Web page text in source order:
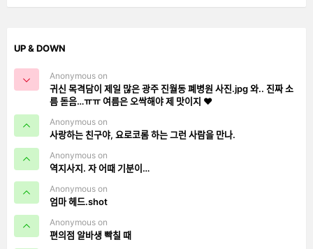
UP & DOWN
Anonymous on
귀신 목격담이 제일 많은 광주 진월동 폐병원 사진.jpg 와.. 진짜 소
름 돋음…ㅠㅠ 여름은 오싹해야 제 맛이지 ❤️
Anonymous on
사랑하는 친구야, 요로코롬 하는 그런 사람을 만나.
Anonymous on
역지사지. 자 어때 기분이…
Anonymous on
엄마 헤드.shot
Anonymous on
편의점 알바생 빡칠 때